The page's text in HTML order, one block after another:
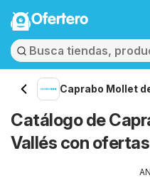
Ofertero
Caprabo Mollet
Catálogo de
Vallés con